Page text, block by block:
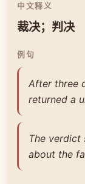
中文释义
裁决；判决
例句
After three
returned a
The verdict
about the